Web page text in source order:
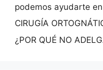
podemos ayudarte
CIRUGÍA
¿POR QUÉ NO